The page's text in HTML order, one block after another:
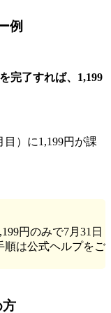
例
完了すれば、1,199
）に1,199円が課
円のみで7月31日
順は公式ヘルプをご
方